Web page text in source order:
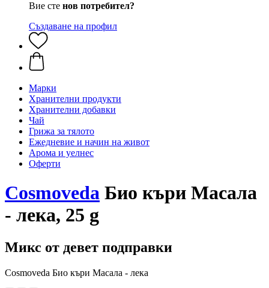
Вие сте нов потребител?
Създаване на профил
Марки
Хранителни продукти
Хранителни добавки
Чай
Грижа за тялото
Ежедневие и начин на живот
Арома и уелнес
Оферти
Cosmoveda Био къри Масала
- лека, 25 g
Микс от девет подправки
Cosmoveda Био къри Масала - лека